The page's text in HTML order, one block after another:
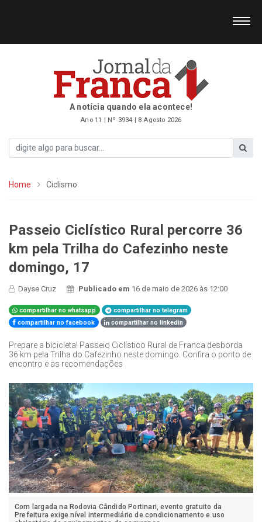
A notícia quando ela acontece!
Ano 11 | Nº 3934 | 8 Agosto 2026
Home Ciclismo
Passeio Ciclístico Rural percorre 36
km pela Trilha do Cafezinho neste
domingo, 17
Dayse Cruz Publicado em 16 de maio de 2026 às 12:00
compartilhar no whatsapp
compartilhar no telegram
compartilhar no facebook
compartilhar no linkedin
Prepare a bicicleta! Passeio Ciclístico Rural de Franca desborda
36 km pela Trilha do Cafezinho neste domingo. Confira o ponto de
encontro e as recomendações
Com largada na Rodovia Cândido Portinari, evento gratuito da
Prefeitura exige nível intermediário de condicionamento e uso